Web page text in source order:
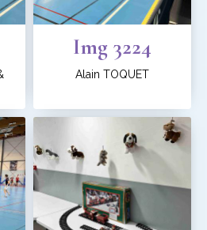
Img 3224
Alain TOQUET